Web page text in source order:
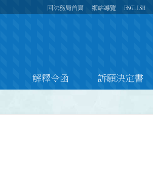
回法務局首頁 網站導覽 ENGLISH
解釋令函 訴願決定書